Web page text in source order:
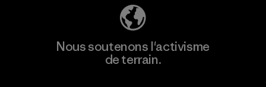
Nous soutenons l'activisme
de terrain.